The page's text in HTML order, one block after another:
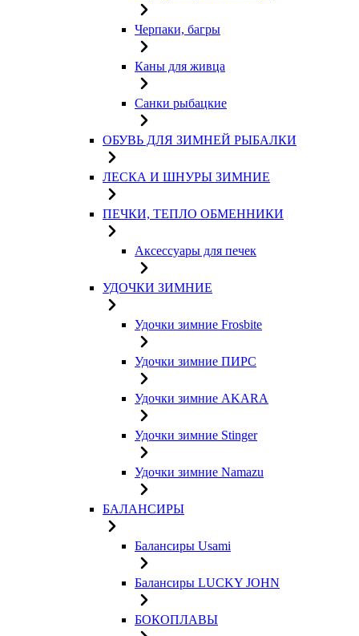
Черпаки, багры
Каны для живца
Санки рыбацкие
ОБУВЬ ДЛЯ ЗИМНЕЙ РЫБАЛКИ
ЛЕСКА И ШНУРЫ ЗИМНИЕ
ПЕЧКИ, ТЕПЛО ОБМЕННИКИ
Аксессуары для печек
УДОЧКИ ЗИМНИЕ
Удочки зимние Frosbite
Удочки зимние ПИРС
Удочки зимние AKARA
Удочки зимние Stinger
Удочки зимние Namazu
БАЛАНСИРЫ
Балансиры Usami
Балансиры LUCKY JOHN
БОКОПЛАВЫ